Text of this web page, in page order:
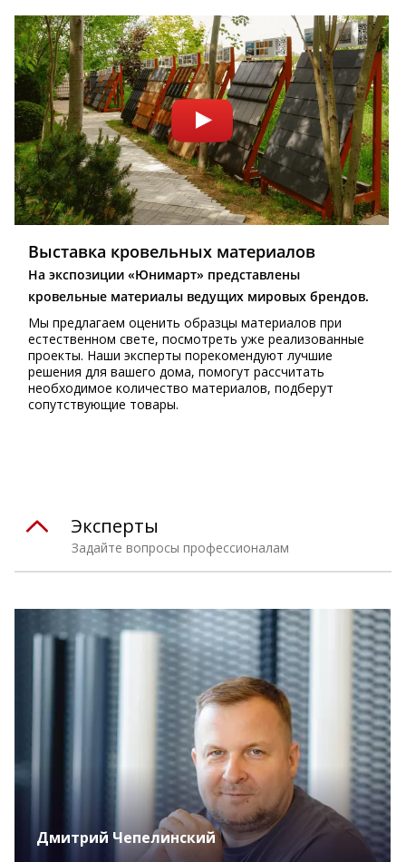
Выставка кровельных материалов
На экспозиции «Юнимарт» представлены
кровельные материалы ведущих мировых брендов.
Мы предлагаем оценить образцы материалов при
естественном свете, посмотреть уже реализованные
проекты. Наши эксперты порекомендуют лучшие
решения для вашего дома, помогут рассчитать
необходимое количество материалов, подберут
сопутствующие товары.
Задайте вопросы профессионалам
Эксперты
Дмитрий Чепелинский